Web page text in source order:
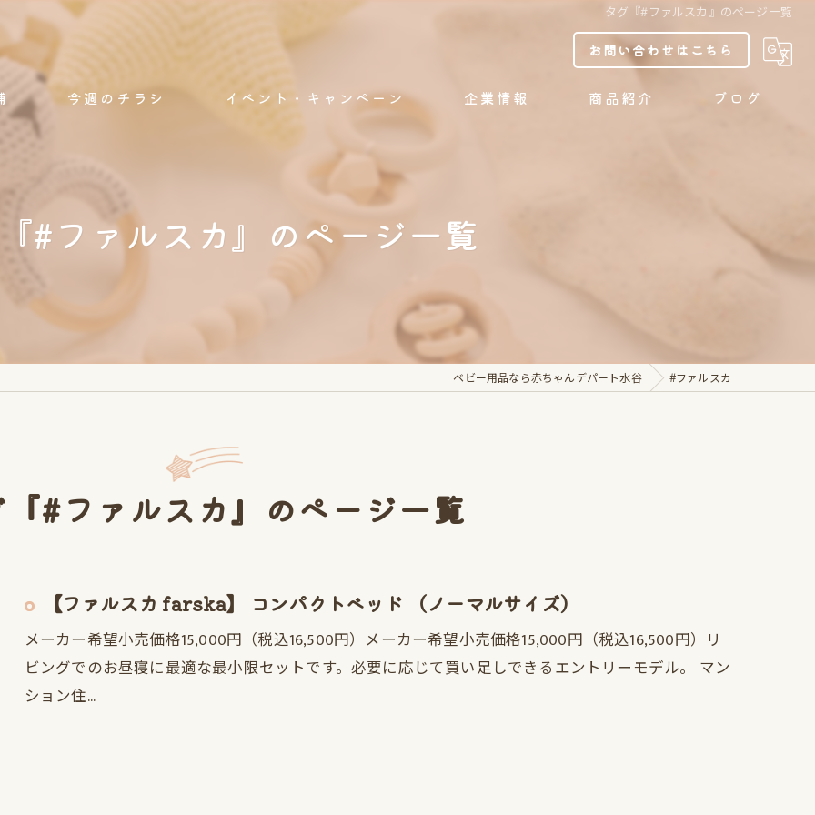
タグ『#ファルスカ』のページ一覧
お問い合わせはこちら
今週のチラシ イベント・キャンペーン 企業情報
「名古屋市SDGs債」への投資表明
商品紹介 ブログ
#ファルスカ』のページ一覧
ベビー用品なら赤ちゃんデパート水谷 #ファルスカ
#ファルスカ』のページ一覧
【ファルスカ farska】 コンパクトベッド （ノーマルサイズ）
メーカー希望小売価格15,000円（税込16,500円）メーカー希望小売価格15,000円（税込16,500円）リ
ビングでのお昼寝に最適な最小限セットです。必要に応じて買い足しできるエントリーモデル。 マン
ション住…